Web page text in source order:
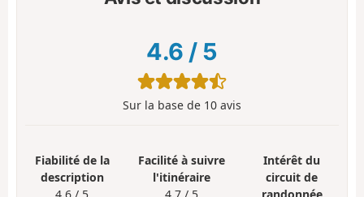
4.6 / 5
Sur la base de 10 avis
Fiabilité de la
description
Facilité à suivre
l'itinéraire
Intérêt du
circuit de